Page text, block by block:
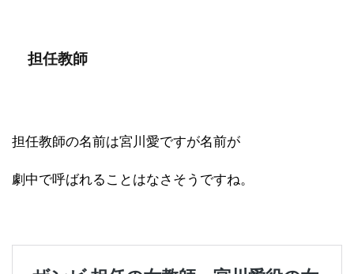
担任教師
担任教師の名前は宮川愛ですが名前が
劇中で呼ばれることはなさそうですね。